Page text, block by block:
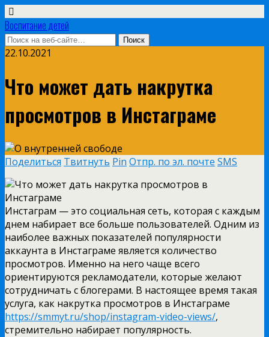
Воспитание детей
22.10.2021
Что может дать накрутка
просмотров в Инстаграме
Поделиться Твитнуть Pin Отпр. по эл. почте SMS
Инстаграм — это социальная сеть, которая с каждым
днем набирает все больше пользователей. Одним из
наиболее важных показателей популярности
аккаунта в Инстаграме является количество
просмотров. Именно на него чаще всего
ориентируются рекламодатели, которые желают
сотрудничать с блогерами. В настоящее время такая
услуга, как накрутка просмотров в Инстаграме
https://smmyt.ru/shop/instagram-video-views/,
стремительно набирает популярность.